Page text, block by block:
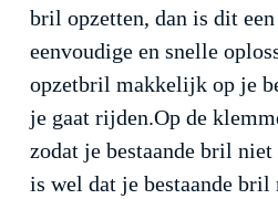
bril opzetten, dan is dit
eenvoudige en snelle
opzetbril makkelijk op je
je gaat rijden.Op de
zodat je bestaande bril niet
is wel dat je bestaande